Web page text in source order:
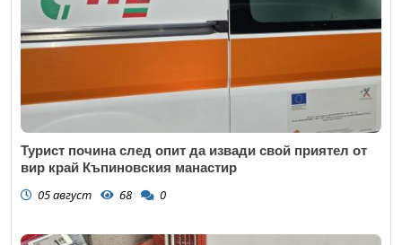
Турист почина след опит да извади свой приятел от
вир край Къпиновския манастир
05 август 68 0